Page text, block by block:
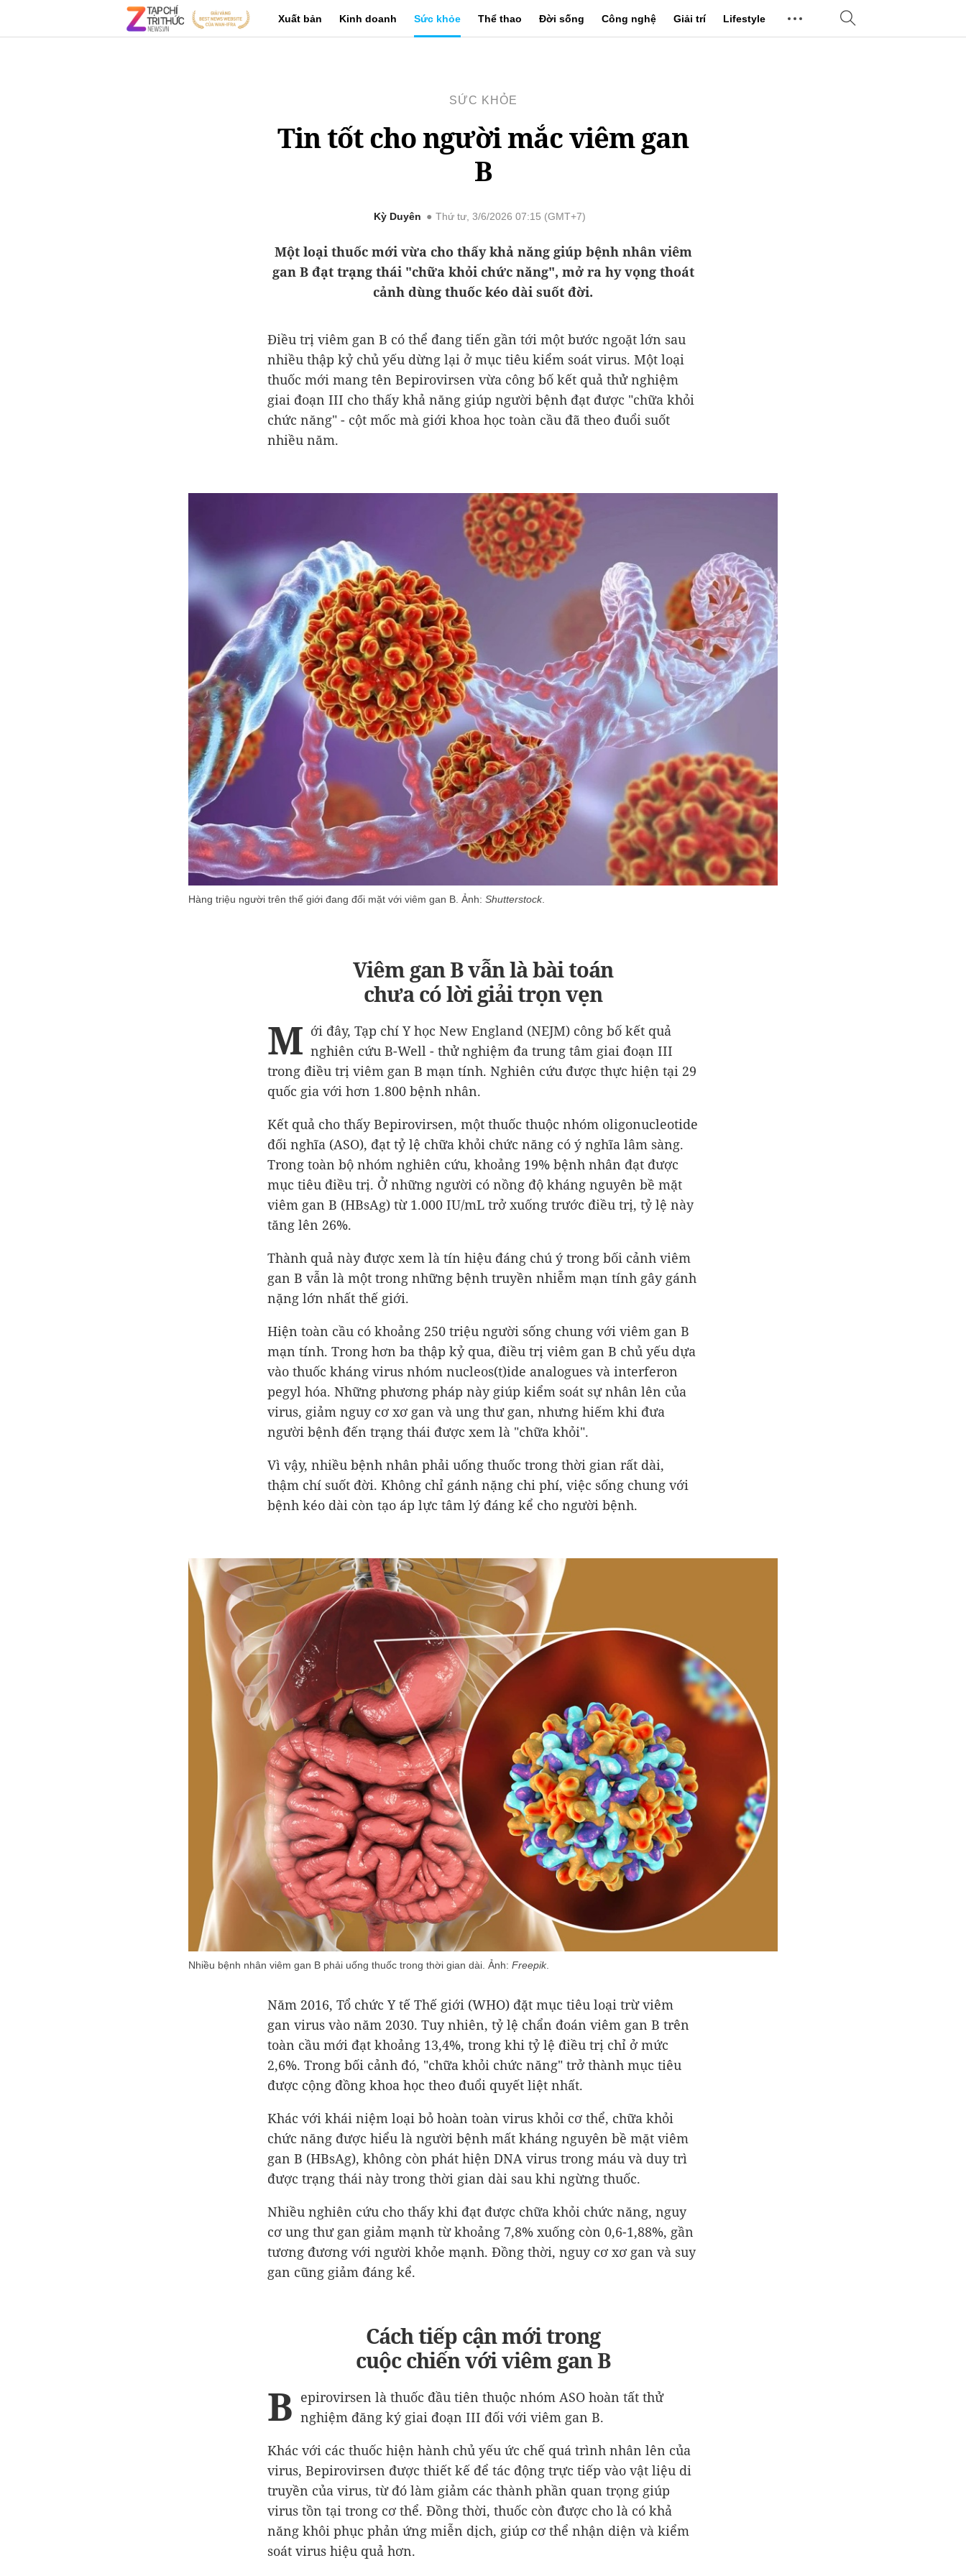
Xuất bản Kinh doanh Sức khỏe Thể thao Đời sống Công nghệ Giải trí Lifestyle
SỨC KHỎE
Tin tốt cho người mắc viêm gan
B
Kỳ Duyên Thứ tư, 3/6/2026 07:15 (GMT+7)
Một loại thuốc mới vừa cho thấy khả năng giúp bệnh nhân viêm
gan B đạt trạng thái "chữa khỏi chức năng", mở ra hy vọng thoát
cảnh dùng thuốc kéo dài suốt đời.
Điều trị viêm gan B có thể đang tiến gần tới một bước ngoặt lớn sau
nhiều thập kỷ chủ yếu dừng lại ở mục tiêu kiểm soát virus. Một loại
thuốc mới mang tên Bepirovirsen vừa công bố kết quả thử nghiệm
giai đoạn III cho thấy khả năng giúp người bệnh đạt được "chữa khỏi
chức năng" - cột mốc mà giới khoa học toàn cầu đã theo đuổi suốt
nhiều năm.
Hàng triệu người trên thế giới đang đối mặt với viêm gan B. Ảnh: Shutterstock.
Viêm gan B vẫn là bài toán
chưa có lời giải trọn vẹn
M ới đây, Tạp chí Y học New England (NEJM) công bố kết quả
nghiên cứu B-Well - thử nghiệm đa trung tâm giai đoạn III
trong điều trị viêm gan B mạn tính. Nghiên cứu được thực hiện tại 29
quốc gia với hơn 1.800 bệnh nhân.
Kết quả cho thấy Bepirovirsen, một thuốc thuộc nhóm oligonucleotide
đối nghĩa (ASO), đạt tỷ lệ chữa khỏi chức năng có ý nghĩa lâm sàng.
Trong toàn bộ nhóm nghiên cứu, khoảng 19% bệnh nhân đạt được
mục tiêu điều trị. Ở những người có nồng độ kháng nguyên bề mặt
viêm gan B (HBsAg) từ 1.000 IU/mL trở xuống trước điều trị, tỷ lệ này
tăng lên 26%.
Thành quả này được xem là tín hiệu đáng chú ý trong bối cảnh viêm
gan B vẫn là một trong những bệnh truyền nhiễm mạn tính gây gánh
nặng lớn nhất thế giới.
Hiện toàn cầu có khoảng 250 triệu người sống chung với viêm gan B
mạn tính. Trong hơn ba thập kỷ qua, điều trị viêm gan B chủ yếu dựa
vào thuốc kháng virus nhóm nucleos(t)ide analogues và interferon
pegyl hóa. Những phương pháp này giúp kiểm soát sự nhân lên của
virus, giảm nguy cơ xơ gan và ung thư gan, nhưng hiếm khi đưa
người bệnh đến trạng thái được xem là "chữa khỏi".
Vì vậy, nhiều bệnh nhân phải uống thuốc trong thời gian rất dài,
thậm chí suốt đời. Không chỉ gánh nặng chi phí, việc sống chung với
bệnh kéo dài còn tạo áp lực tâm lý đáng kể cho người bệnh.
Nhiều bệnh nhân viêm gan B phải uống thuốc trong thời gian dài. Ảnh: Freepik.
Năm 2016, Tổ chức Y tế Thế giới (WHO) đặt mục tiêu loại trừ viêm
gan virus vào năm 2030. Tuy nhiên, tỷ lệ chẩn đoán viêm gan B trên
toàn cầu mới đạt khoảng 13,4%, trong khi tỷ lệ điều trị chỉ ở mức
2,6%. Trong bối cảnh đó, "chữa khỏi chức năng" trở thành mục tiêu
được cộng đồng khoa học theo đuổi quyết liệt nhất.
Khác với khái niệm loại bỏ hoàn toàn virus khỏi cơ thể, chữa khỏi
chức năng được hiểu là người bệnh mất kháng nguyên bề mặt viêm
gan B (HBsAg), không còn phát hiện DNA virus trong máu và duy trì
được trạng thái này trong thời gian dài sau khi ngừng thuốc.
Nhiều nghiên cứu cho thấy khi đạt được chữa khỏi chức năng, nguy
cơ ung thư gan giảm mạnh từ khoảng 7,8% xuống còn 0,6-1,88%, gần
tương đương với người khỏe mạnh. Đồng thời, nguy cơ xơ gan và suy
gan cũng giảm đáng kể.
Cách tiếp cận mới trong
cuộc chiến với viêm gan B
B epirovirsen là thuốc đầu tiên thuộc nhóm ASO hoàn tất thử
nghiệm đăng ký giai đoạn III đối với viêm gan B.
Khác với các thuốc hiện hành chủ yếu ức chế quá trình nhân lên của
virus, Bepirovirsen được thiết kế để tác động trực tiếp vào vật liệu di
truyền của virus, từ đó làm giảm các thành phần quan trọng giúp
virus tồn tại trong cơ thể. Đồng thời, thuốc còn được cho là có khả
năng khôi phục phản ứng miễn dịch, giúp cơ thể nhận diện và kiểm
soát virus hiệu quả hơn.